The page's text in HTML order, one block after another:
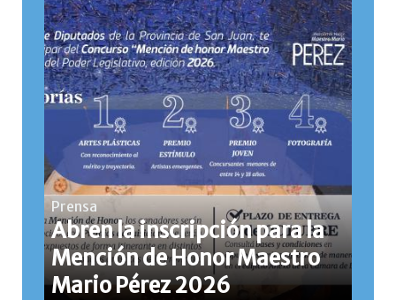
Prensa
Abren la inscripción para la
Mención de Honor Maestro
Mario Pérez 2026